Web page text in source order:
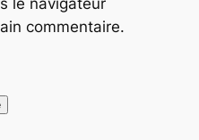
commentaire.